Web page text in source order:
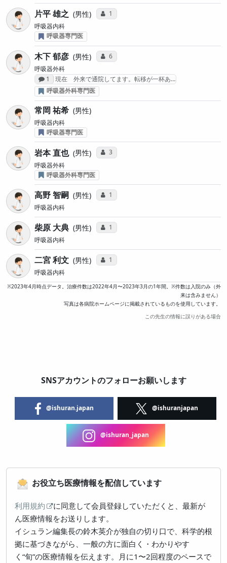
片平 雄之 男性 コミュニケーション・タイプ投票数
1
呼吸器内科
呼吸器専門医
木下 郁彦 男性 コミュニケーション・タイプ投票数
6
呼吸器外科
感想投稿数
1
現在 外来で通院してます。転移が一杯あ…
呼吸器外科専門医
常岡 祐希 男性
呼吸器内科
呼吸器専門医
岩本 直也 男性 コミュニケーション・タイプ投票数
3
呼吸器外科
呼吸器外科専門医
⾼野 智嗣 男性 コミュニケーション・タイプ投票数
1
呼吸器内科
柴原 ⼤典 男性 コミュニケーション・タイプ投票数
1
呼吸器内科
二宮 利文 男性 コミュニケーション・タイプ投票数
1
呼吸器内科
※2023年4月時点データ。治療件数は2022年4月〜2023年3月の1年間。※件数は入院のみ（外
来は含みません）
写真は各病院ホームページに掲載されているものを使用しています。
この先生の情報に誤りがある場合
SNSアカウントのフォローお願いします
@ishuran.japan @ishuranjapan
@ishuran_japan
お役立ち医療情報を配信しています
利用規約
に同意して会員登録していただくと、最新が
ん医療情報をお送りします。
イシュラン編集長の鈴木英介が独自の切り口で、科学的根
拠に基づきながら、一般の方に面白く・わかりやす
く“旬”の医療情報を伝えます。月に1〜2回程度のペースで